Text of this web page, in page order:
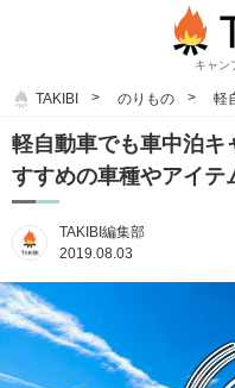
キャン
TAKIBI のりもの 軽
軽自動車でも車中泊キ
すすめの車種やアイ
TAKIBI編集部
2019.08.03